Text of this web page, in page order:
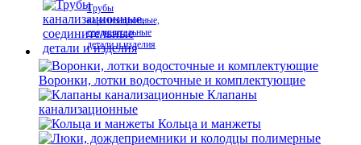
Трубы
канализационные,
соединительные
детали и изделия
Воронки, лотки водосточные и комплектующие
Клапаны
канализационные
Кольца и манжеты